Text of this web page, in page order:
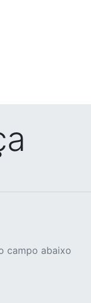
campo abaixo